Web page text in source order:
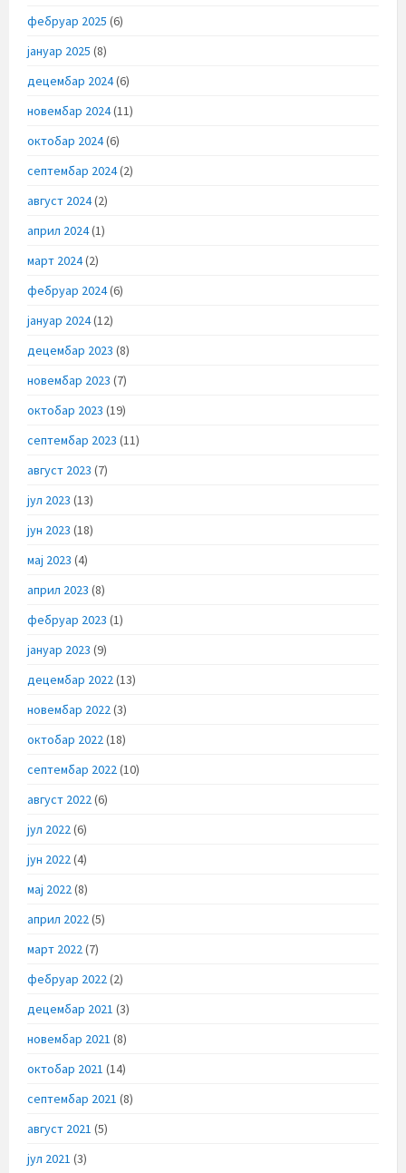
фебруар 2025 (6)
јануар 2025 (8)
децембар 2024(6)
новембар 2024(11)
октобар 2024(6)
септембар 2024(2)
август 2024(2)
април 2024(1)
март 2024(2)
фебруар 2024(6)
јануар 2024(12)
децембар 2023 (8)
новембар 2023 (7)
октобар 2023 (19)
септембар 2023 (11)
август 2023 (7)
јул 2023 (13)
јун 2023 (18)
мај 2023 (4)
април 2023 (8)
фебруар 2023 (1)
јануар 2023 (9)
децембар 2022(13)
новембар 2022(3)
октобар 2022(18)
септембар 2022(10)
август 2022(6)
јул 2022(6)
јун 2022(4)
мај 2022(8)
април 2022(5)
март 2022(7)
фебруар 2022(2)
децембар 2021 (3)
новембар 2021 (8)
октобар 2021 (14)
септембар 2021 (8)
август 2021 (5)
јул 2021 (3)